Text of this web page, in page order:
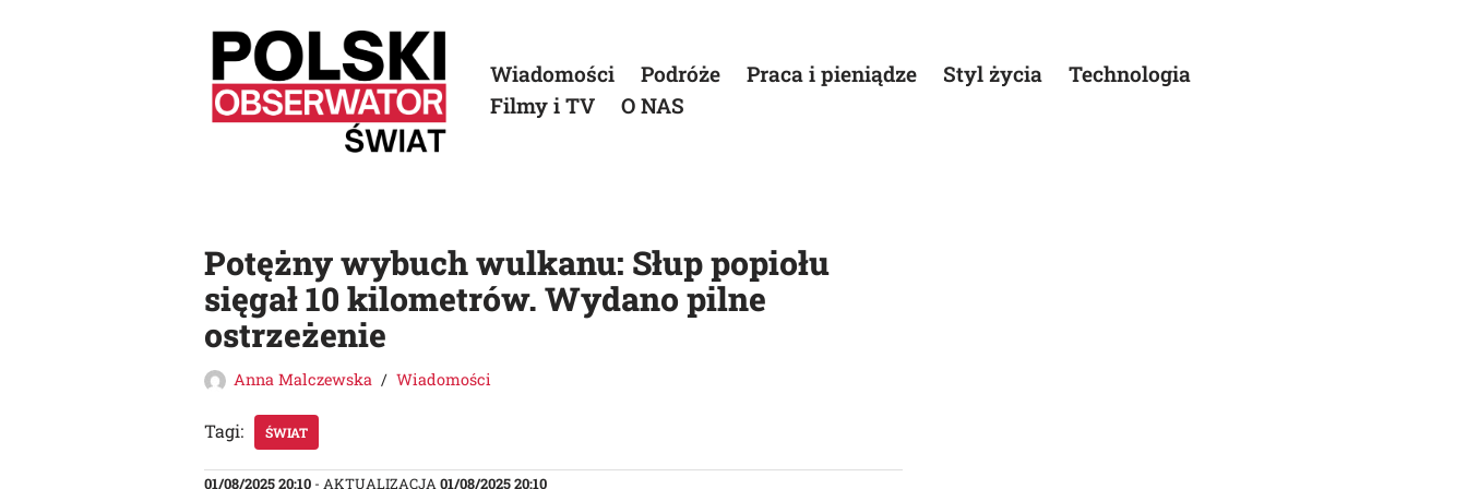
Przejdź
do
treści
Wiadomości Podróże Praca i pieniądze Styl życia
Technologia
Filmy i TV
O NAS
Potężny wybuch wulkanu: Słup popiołu
sięgał 10 kilometrów. Wydano pilne
ostrzeżenie
Anna Malczewska Wiadomości
Tagi: ŚWIAT
01/08/2025 20:10 - AKTUALIZACJA01/08/2025 20:10